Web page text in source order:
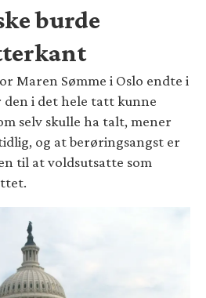
burde
Maren Sømme i Oslo endte i
i det hele tatt kunne
selv skulle ha talt, mener
og at berøringsangst er
til at voldsutsatte som